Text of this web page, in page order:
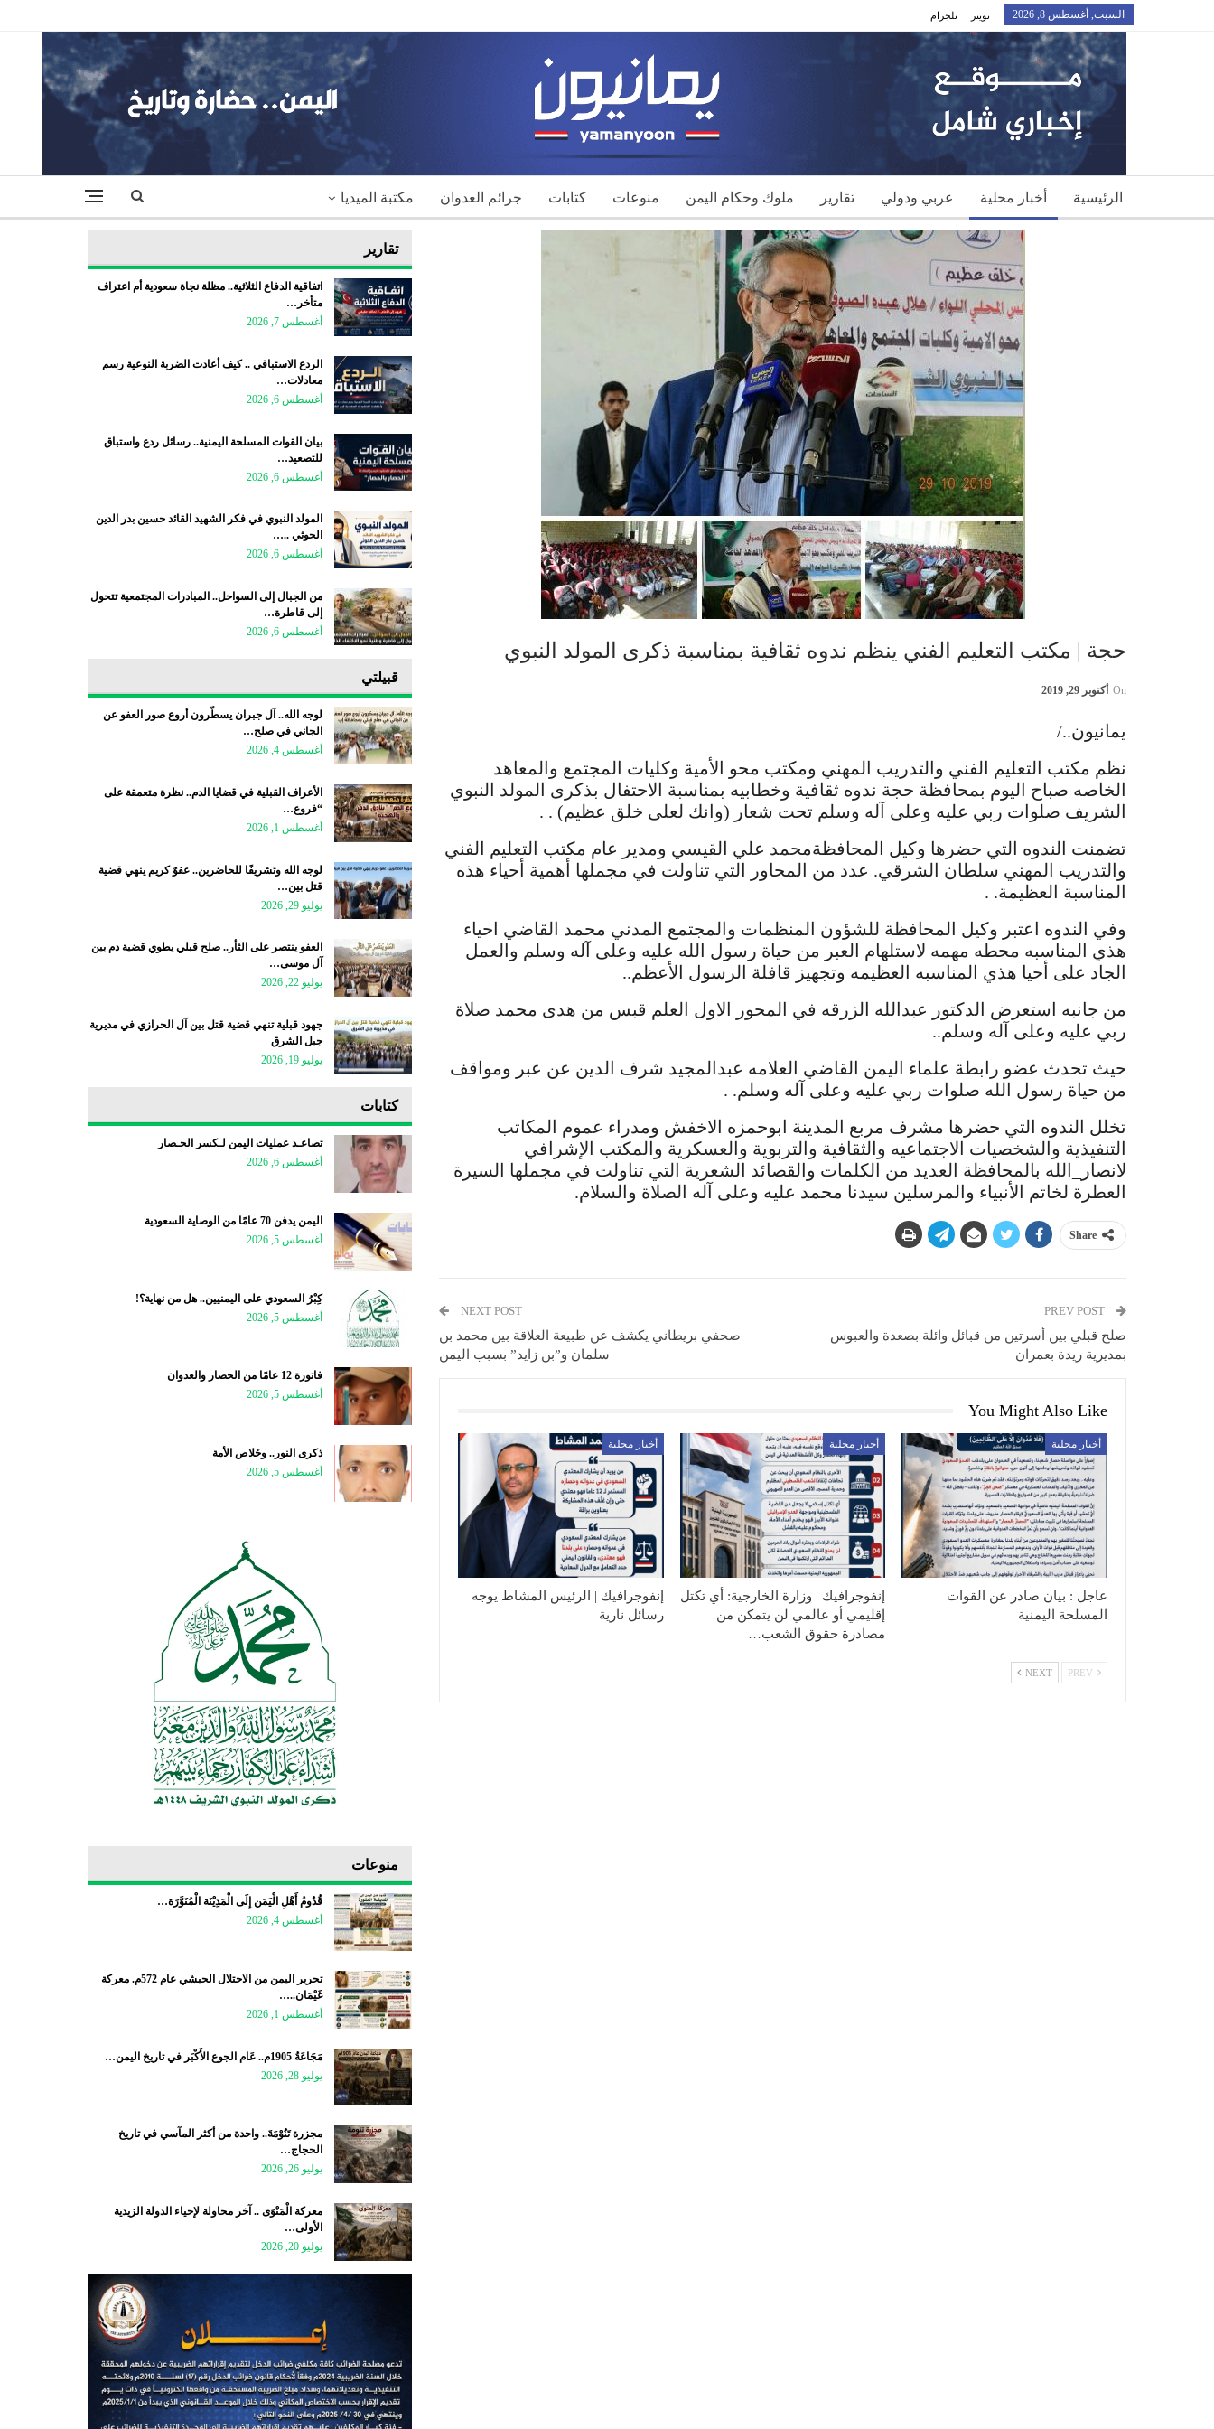
السبت, أغسطس 8, 2026 تويتر تلجرام
الرئيسية أخبار محلية عربي ودولي تقارير ملوك وحكام اليمن منوعات كتابات جرائم العدوان مكتبة الميديا
حجة | مكتب التعليم الفني ينظم ندوه ثقافية بمناسبة ذكرى المولد النبوي
On أكتوبر 29, 2019
يمانيون../
نظم مكتب التعليم الفني والتدريب المهني ومكتب محو الأمية وكليات المجتمع والمعاهد
الخاصه صباح اليوم بمحافظة حجة ندوه ثقافية وخطابيه بمناسبة الاحتفال بذكرى المولد النبوي
الشريف صلوات ربي عليه وعلى آله وسلم تحت شعار (وانك لعلى خلق عظيم) . .
تضمنت الندوه التي حضرها وكيل المحافظةمحمد علي القيسي ومدير عام مكتب التعليم الفني
والتدريب المهني سلطان الشرقي. عدد من المحاور التي تناولت في مجملها أهمية أحياء هذه
المناسبة العظيمة. .
وفي الندوه اعتبر وكيل المحافظة للشؤون المنظمات والمجتمع المدني محمد القاضي احياء
هذي المناسبه محطه مهمه لاستلهام العبر من حياة رسول الله عليه وعلى آله وسلم والعمل
الجاد على أحيا هذي المناسبه العظيمه وتجهيز قافلة الرسول الأعظم..
من جانبه استعرض الدكتور عبدالله الزرقه في المحور الاول العلم قبس من هدى محمد صلاة
ربي عليه وعلى آله وسلم..
حيث تحدث عضو رابطة علماء اليمن القاضي العلامه عبدالمجيد شرف الدين عن عبر ومواقف
من حياة رسول الله صلوات ربي عليه وعلى آله وسلم. .
تخلل الندوه التي حضرها مشرف مربع المدينة ابوحمزه الاخفش ومدراء عموم المكاتب
التنفيذية والشخصيات الاجتماعيه والثقافية والتربوية والعسكرية والمكتب الإشرافي
لانصار_الله بالمحافظة العديد من الكلمات والقصائد الشعرية التي تناولت في مجملها السيرة
العطرة لخاتم الأنبياء والمرسلين سيدنا محمد عليه وعلى آله الصلاة والسلام.
Share
صلح قبلي بين أسرتين من قبائل وائلة بصعدة والعبوس
بمديرية ريدة بعمران
NEXT POST
صحفي بريطاني يكشف عن طبيعة العلاقة بين محمد بن
سلمان و”بن زايد” بسبب اليمن
You Might Also Like
أخبار محلية
عاجل : بيان صادر عن القوات
المسلحة اليمنية
أخبار محلية
إنفوجرافيك | وزارة الخارجية: أي تكتل
إقليمي أو عالمي لن يتمكن من
مصادرة حقوق الشعب…
أخبار محلية
إنفوجرافيك | الرئيس المشاط يوجه
رسائل نارية
NEXT
تقارير
اتفاقية الدفاع الثلاثية.. مظلة نجاة سعودية أم اعتراف
متأخر…
أغسطس 7, 2026
الردع الاستباقي .. كيف أعادت الضربة النوعية رسم
معادلات…
أغسطس 6, 2026
بيان القوات المسلحة اليمنية.. رسائل ردع واستباق
للتصعيد…
أغسطس 6, 2026
المولد النبوي في فكر الشهيد القائد حسين بدر الدين
الحوثي ..…
أغسطس 6, 2026
من الجبال إلى السواحل.. المبادرات المجتمعية تتحول
إلى قاطرة…
أغسطس 6, 2026
قبيلتي
لوجه الله.. آل جبران يسطّرون أروع صور العفو عن
الجاني في صلح…
أغسطس 4, 2026
الأعراف القبلية في قضايا الدم.. نظرة متعمقة على
“فروع…
أغسطس 1, 2026
لوجه الله وتشريفًا للحاضرين.. عفوٌ كريم ينهي قضية
قتل بين…
يوليو 29, 2026
العفو ينتصر على الثأر.. صلح قبلي يطوي قضية دم بين
آل موسى…
يوليو 22, 2026
جهود قبلية تنهي قضية قتل بين آل الحرازي في مديرية
جبل الشرق
يوليو 19, 2026
كتابات
تصاعـد عمليات اليمن لـكسر الحـصار
أغسطس 6, 2026
اليمن يدفن 70 عامًا من الوصاية السعودية
أغسطس 5, 2026
كِبْرُ السعودي على اليمنيين.. هل من نهاية؟!
أغسطس 5, 2026
فاتورة 12 عامًا من الحصار والعدوان
أغسطس 5, 2026
ذكرى النور.. وخَلاص الأمة
أغسطس 5, 2026
منوعات
قُدُومُ أَهْلِ الْيَمَن إِلَى الْمَدِيْنَة الْمُنَوَّرَة…
أغسطس 4, 2026
تحرير اليمن من الاحتلال الحبشي عام 572م. معركة
غَيْمَان..…
أغسطس 1, 2026
مَجَاعَةُ 1905م.. عَام الجوع الأَكْبَر في تاريخ اليمن…
يوليو 28, 2026
مجزرة تَنُوْمَةَ.. واحدة من أكثر المآسي في تاريخ
الحجاج…
يوليو 26, 2026
معركة الْمَنْوَى .. آخر محاولة لإحياء الدولة الزيدية
الأولى…
يوليو 20, 2026